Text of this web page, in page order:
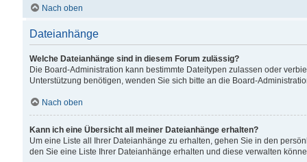
Nach oben
Dateianhänge
Welche Dateianhänge sind in diesem Forum zulässig?
Die Board-Administration kann bestimmte Dateitypen zulassen oder
Unterstützung benötigen, wenden Sie sich bitte an die Board-
Nach oben
Kann ich eine Übersicht all meiner Dateianhänge erhalten?
Um eine Liste all Ihrer Dateianhänge zu erhalten, gehen Sie in den
den Sie eine Liste Ihrer Dateianhänge erhalten und diese verwalten